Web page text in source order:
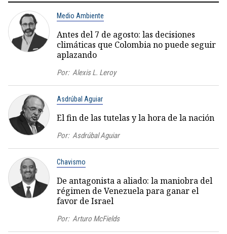
Medio Ambiente
Antes del 7 de agosto: las decisiones
climáticas que Colombia no puede seguir
aplazando
Por: Alexis L. Leroy
Asdrúbal Aguiar
El fin de las tutelas y la hora de la nación
Por: Asdrúbal Aguiar
Chavismo
De antagonista a aliado: la maniobra del
régimen de Venezuela para ganar el
favor de Israel
Por: Arturo McFields